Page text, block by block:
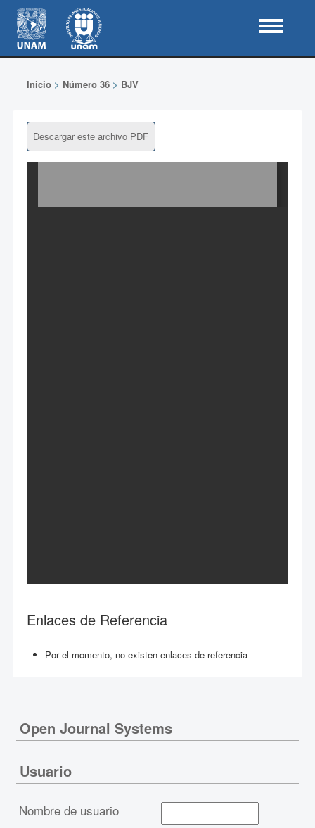
Inicio> Número 36> BJV
Descargar este archivo PDF
Enlaces de Referencia
Por el momento, no existen enlaces de referencia
Open Journal Systems
Usuario
Nombre de usuario